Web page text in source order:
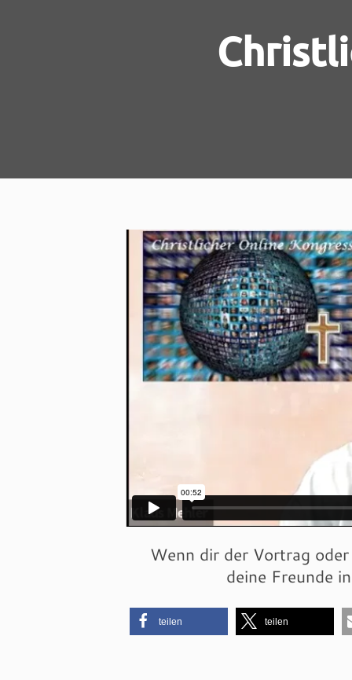
Wenn dir der Vortrag
deine Freunde
teilen teilen